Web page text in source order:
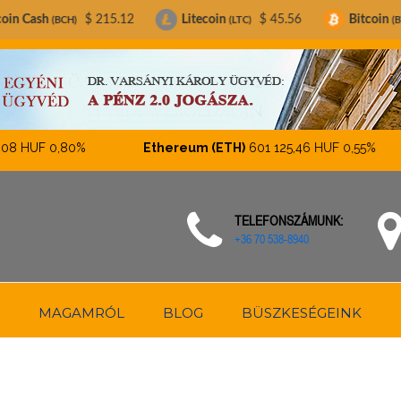
0,80% Ethereum (ETH)601 125,46 HUF0,55%
TELEFONSZÁMUNK:
+36 70 538-8940
MAGAMRÓL BLOG BÜSZKESÉGEINK
$ 215.12 Litecoin (LTC) $ 45.56 Bitcoin (BTC) $